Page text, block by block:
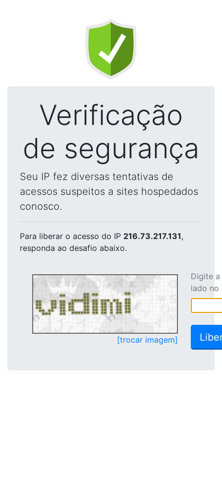
Verificação
de segurança
Seu IP fez diversas tentativas de
acessos suspeitos a sites hospedados
conosco.
Para liberar o acesso do IP 216.73.217.131,
responda ao desafio abaixo.
[trocar imagem]
Digite
lado no